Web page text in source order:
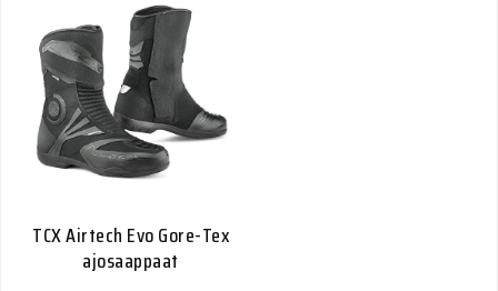
TCX Airtech Evo Gore-Tex
ajosaappaat